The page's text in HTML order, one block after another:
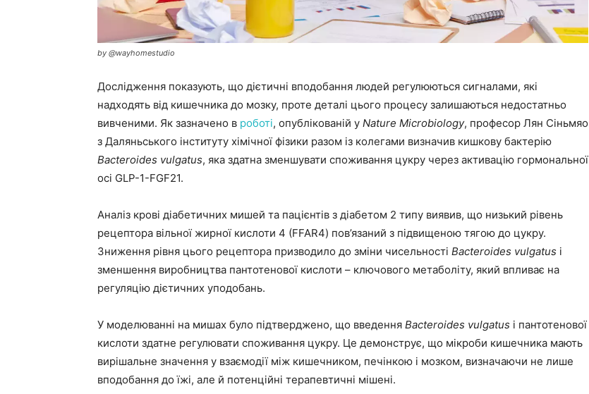
by @wayhomestudio
Дослідження показують, що дієтичні вподобання людей регулюються сигналами, які
надходять від кишечника до мозку, проте деталі цього процесу залишаються недостатньо
вивченими. Як зазначено в роботі, опублікованій у Nature Microbiology, професор Лян Сіньмяо
з Даляньського інституту хімічної фізики разом із колегами визначив кишкову бактерію
Bacteroides vulgatus, яка здатна зменшувати споживання цукру через активацію гормональної
осі GLP-1-FGF21.
Аналіз крові діабетичних мишей та пацієнтів з діабетом 2 типу виявив, що низький рівень
рецептора вільної жирної кислоти 4 (FFAR4) пов’язаний з підвищеною тягою до цукру.
Зниження рівня цього рецептора призводило до зміни чисельності Bacteroides vulgatus і
зменшення виробництва пантотенової кислоти – ключового метаболіту, який впливає на
регуляцію дієтичних уподобань.
У моделюванні на мишах було підтверджено, що введення Bacteroides vulgatus і пантотенової
кислоти здатне регулювати споживання цукру. Це демонструє, що мікроби кишечника мають
вирішальне значення у взаємодії між кишечником, печінкою і мозком, визначаючи не лише
вподобання до їжі, але й потенційні терапевтичні мішені.